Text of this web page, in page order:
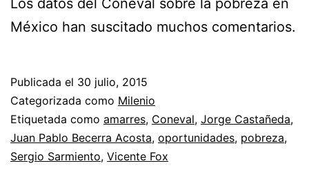
Los datos del Coneval sobre la pobreza en
México han suscitado muchos comentarios.
Publicada el 30 julio, 2015
Categorizada como Milenio
Etiquetada como amarres, Coneval, Jorge Castañeda,
Juan Pablo Becerra Acosta, oportunidades, pobreza,
Sergio Sarmiento, Vicente Fox